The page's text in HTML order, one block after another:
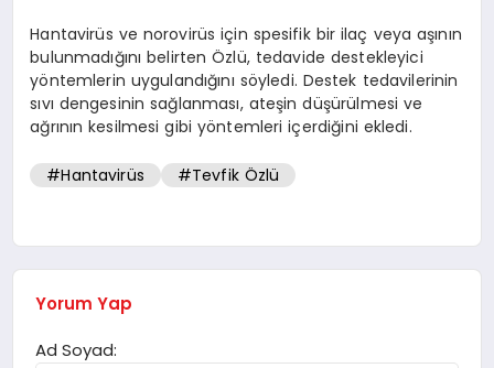
Hantavirüs ve norovirüs için spesifik bir ilaç veya aşının
bulunmadığını belirten Özlü, tedavide destekleyici
yöntemlerin uygulandığını söyledi. Destek tedavilerinin
sıvı dengesinin sağlanması, ateşin düşürülmesi ve
ağrının kesilmesi gibi yöntemleri içerdiğini ekledi.
#Hantavirüs #Tevfik Özlü
Yorum Yap
Ad Soyad: